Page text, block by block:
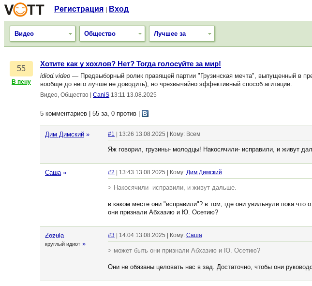
Регистрация Вход
Видео Общество Лучшее за
55
В пену
Хотите как у хохлов? Нет? Тогда голосуйте за мир!
idiod.video — Предвыборный ролик правящей партии "Грузинская мечта", выпущенный в
вообще до него лучше не доводить), но чрезвычайно эффективный способ агитации.
Видео, Общество CaniS 13:11 13.08.2025
5 комментариев | 55 за, 0 против
Дим Димский » #1 | 13:26 13.08.2025 | Кому: Всем
Яж говорил, грузины- молодцы! Накосячили- исправили, и живут
Cаша » #2 | 13:43 13.08.2025 | Кому: Дим Димский
> Накосячили- исправили, и живут дальше.
в каком месте они "исправили"? в том, где они увильнули пока что
они признали Абхазию и Ю. Осетию?
Zozula
круглый идиот »
#3 | 14:04 13.08.2025 | Кому: Cаша
> может быть они признали Абхазию и Ю. Осетию?
Они не обязаны целовать нас в зад. Достаточно, чтобы они